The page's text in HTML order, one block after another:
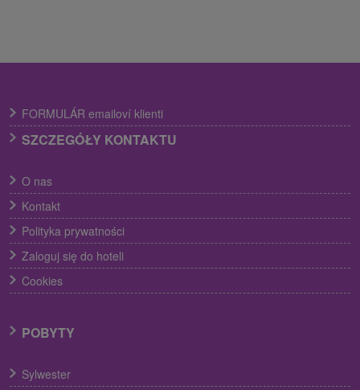
FORMULÁR emailoví klienti
SZCZEGÓŁY KONTAKTU
O nas
Kontakt
Polityka prywatności
Zaloguj się do hoteli
Cookies
POBYTY
Sylwester